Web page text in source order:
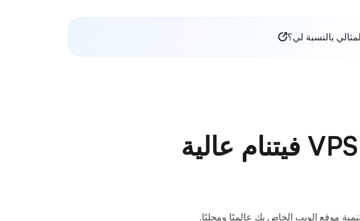
توسيع نطاق الوصول مع VPS فيتنام عالية